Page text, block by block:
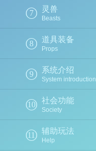
灵兽
Beasts
7
道具装备
Props
8
系统介绍
System introduction
9
社会功能
Society
10
辅助玩法
Help
11